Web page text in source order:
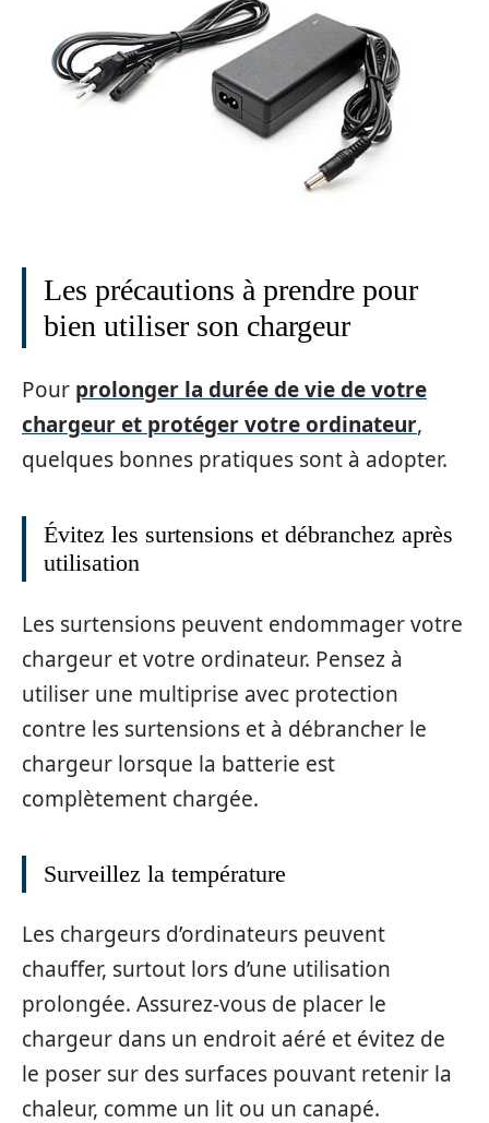
Les précautions à prendre pour
bien utiliser son chargeur
Pour prolonger la durée de vie de votre
chargeur et protéger votre ordinateur,
quelques bonnes pratiques sont à adopter.
Évitez les surtensions et débranchez après
utilisation
Les surtensions peuvent endommager votre
chargeur et votre ordinateur. Pensez à
utiliser une multiprise avec protection
contre les surtensions et à débrancher le
chargeur lorsque la batterie est
complètement chargée.
Surveillez la température
Les chargeurs d’ordinateurs peuvent
chauffer, surtout lors d’une utilisation
prolongée. Assurez-vous de placer le
chargeur dans un endroit aéré et évitez de
le poser sur des surfaces pouvant retenir la
chaleur, comme un lit ou un canapé.